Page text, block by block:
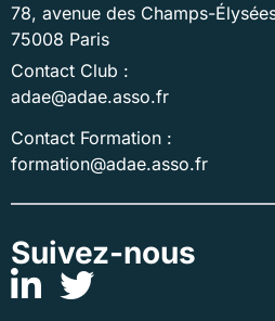
78, avenue des Champs-
75008 Paris
Contact Club :
adae@adae.asso.fr
Contact Formation :
formation@adae.asso.fr
Suivez-nous